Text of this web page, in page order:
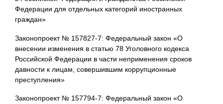
Федерации для отдельных категорий иностранных
граждан»
Законопроект № 157827-7: Федеральный закон «О
внесении изменения в статью 78 Уголовного кодекса
Российской Федерации в части неприменения сроков
давности к лицам, совершившим коррупционные
преступления»
Законопроект № 157794-7: Федеральный закон «О